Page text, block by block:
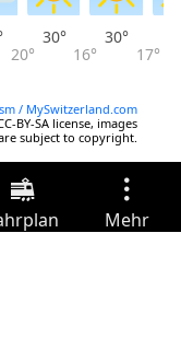
20°
30°
16°
30°
17°
/ MySwitzerland.com
BY-SA license, images
subject to copyright.
Mehr